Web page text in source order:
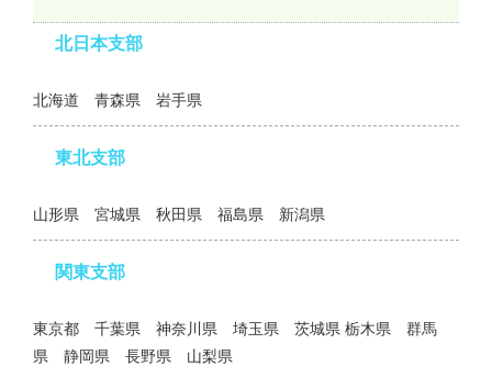
北日本支部
北海道 青森県 岩手県
東北支部
山形県 宮城県 秋田県 福島県 新潟県
関東支部
東京都 千葉県 神奈川県 埼玉県 茨城県 栃木県 群馬
県 静岡県 長野県 山梨県